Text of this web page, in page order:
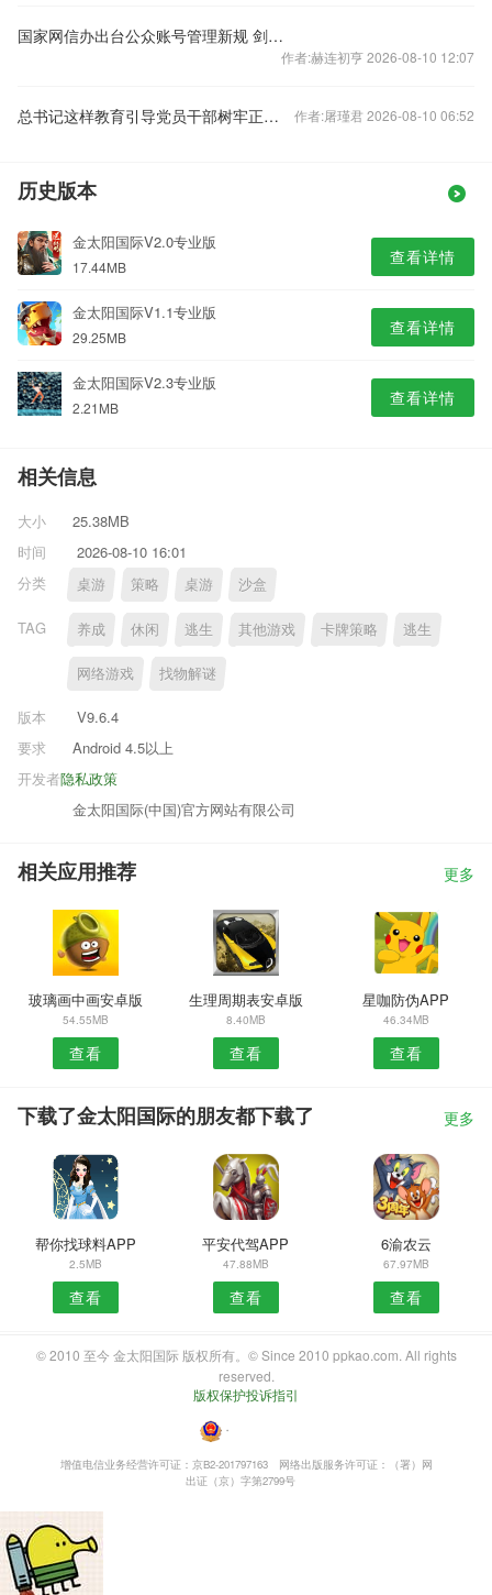
国家网信办出台公众账号管理新规 剑指虚假信息、流量造假
作者:赫连初亨 2026-08-10 12:07
总书记这样教育引导党员干部树牢正确政绩观 作者:屠瑾君 2026-08-10 06:52
历史版本
金太阳国际V2.0专业版
17.44MB 查看详情
金太阳国际V1.1专业版
29.25MB 查看详情
金太阳国际V2.3专业版
2.21MB 查看详情
相关信息
大小
25.38MB
时间
2026-08-10 16:01
分类
桌游 策略 桌游 沙盒
TAG 养成 休闲 逃生 其他游戏 卡牌策略 逃生
网络游戏 找物解谜
版本
V9.6.4
要求
Android 4.5以上
隐私政策
开发者
金太阳国际(中国)官方网站有限公司
相关应用推荐 更多
玻璃画中画安卓版
54.55MB
查看
生理周期表安卓版
8.40MB
查看
星咖防伪APP
46.34MB
查看
下载了金太阳国际的朋友都下载了 更多
帮你找球料APP
2.5MB
查看
平安代驾APP
47.88MB
查看
6渝农云
67.97MB
查看
© 2010 至今 金太阳国际 版权所有。© Since 2010 ppkao.com. All rights
reserved.
版权保护投诉指引
・
增值电信业务经营许可证：京B2-201797163
网络出版服务许可证：（署）网
出证（京）字第2799号